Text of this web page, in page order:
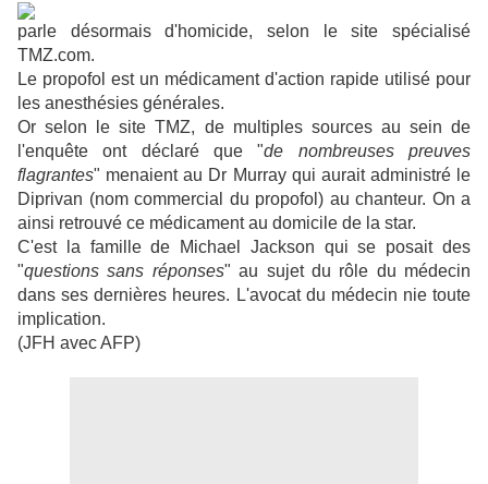
parle désormais d'homicide, selon le site spécialisé
TMZ.com.
Le propofol est un médicament d'action rapide utilisé pour
les anesthésies générales.
Or selon le site TMZ, de multiples sources au sein de
l'enquête ont déclaré que "de nombreuses preuves
flagrantes" menaient au Dr Murray qui aurait administré le
Diprivan (nom commercial du propofol) au chanteur. On a
ainsi retrouvé ce médicament au domicile de la star.
C'est la famille de Michael Jackson qui se posait des
"questions sans réponses" au sujet du rôle du médecin
dans ses dernières heures. L'avocat du médecin nie toute
implication.
(JFH avec AFP)